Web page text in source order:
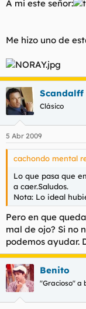
A mi este señor:
Me hizo uno de
Scandalff
Clásico
5 Abr 2009
cachondo mental
Lo que pasa que
a caer.Saludos.
Nota: Lo ideal
Pero en que
mal de ojo? Si no
podemos ayudar.
Benito
"Gracioso" a